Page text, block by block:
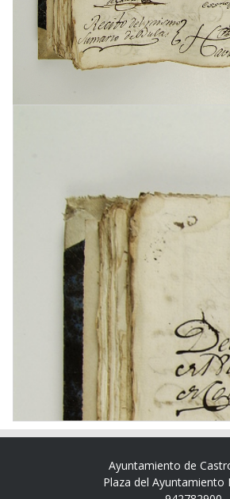
Ayuntamiento de
Plaza del Ayuntamiento